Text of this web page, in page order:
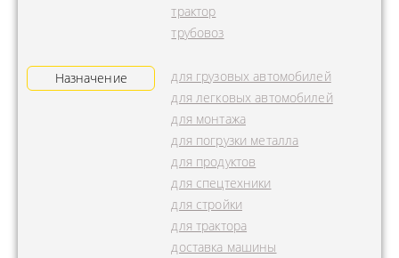
трактор
трубовоз
Назначение
для грузовых автомобилей
для легковых автомобилей
для монтажа
для погрузки металла
для продуктов
для спецтехники
для стройки
для трактора
доставка машины